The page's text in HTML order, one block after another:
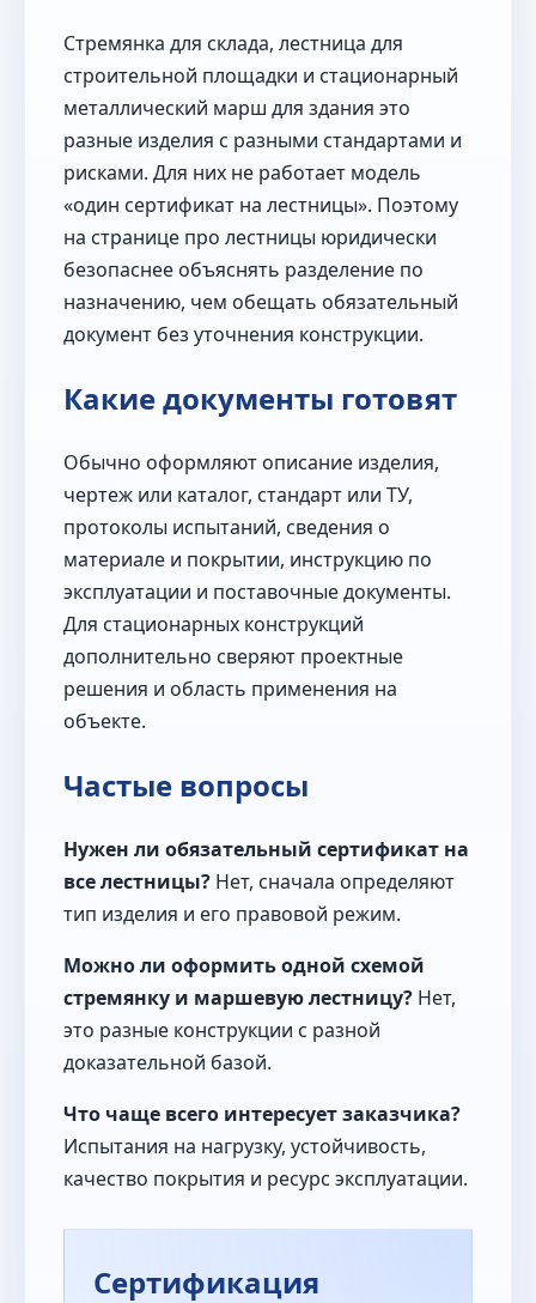
Стремянка для склада, лестница для
строительной площадки и стационарный
металлический марш для здания это
разные изделия с разными стандартами и
рисками. Для них не работает модель
«один сертификат на лестницы». Поэтому
на странице про лестницы юридически
безопаснее объяснять разделение по
назначению, чем обещать обязательный
документ без уточнения конструкции.
Какие документы готовят
Обычно оформляют описание изделия,
чертеж или каталог, стандарт или ТУ,
протоколы испытаний, сведения о
материале и покрытии, инструкцию по
эксплуатации и поставочные документы.
Для стационарных конструкций
дополнительно сверяют проектные
решения и область применения на
объекте.
Частые вопросы
Нужен ли обязательный сертификат на
все лестницы? Нет, сначала определяют
тип изделия и его правовой режим.
Можно ли оформить одной схемой
стремянку и маршевую лестницу? Нет,
это разные конструкции с разной
доказательной базой.
Что чаще всего интересует заказчика?
Испытания на нагрузку, устойчивость,
качество покрытия и ресурс эксплуатации.
Сертификация